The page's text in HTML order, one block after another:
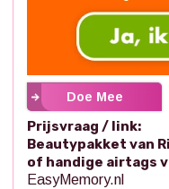
Doe Mee
Prijsvraag / link:
Beautypakket van
of handige airtags
EasyMemory.nl